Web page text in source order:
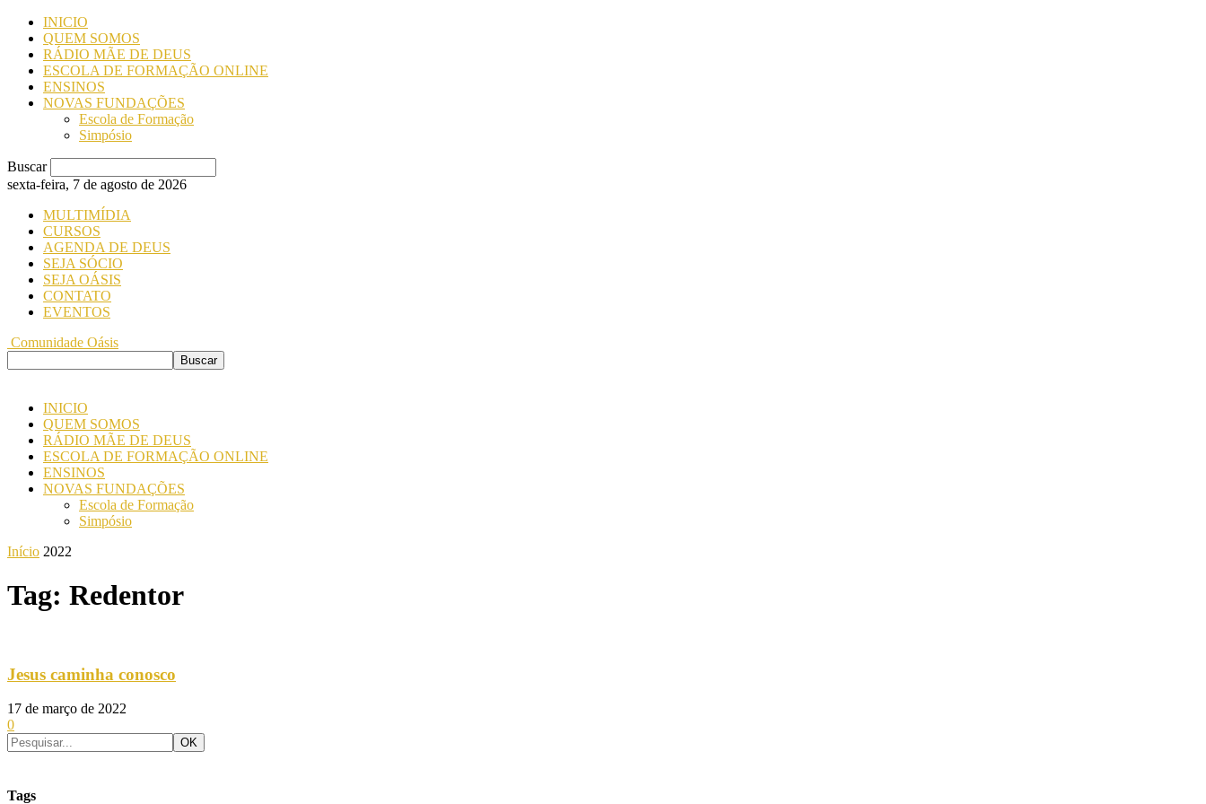
INICIO
QUEM SOMOS
RÁDIO MÃE DE DEUS
ESCOLA DE FORMAÇÃO ONLINE
ENSINOS
NOVAS FUNDAÇÕES
Escola de Formação
Simpósio
Buscar
sexta-feira, 7 de agosto de 2026
MULTIMÍDIA
CURSOS
AGENDA DE DEUS
SEJA SÓCIO
SEJA OÁSIS
CONTATO
EVENTOS
Comunidade Oásis
INICIO
QUEM SOMOS
RÁDIO MÃE DE DEUS
ESCOLA DE FORMAÇÃO ONLINE
ENSINOS
NOVAS FUNDAÇÕES
Escola de Formação
Simpósio
Início 2022
Tag: Redentor
Jesus caminha conosco
17 de março de 2022
0
Tags